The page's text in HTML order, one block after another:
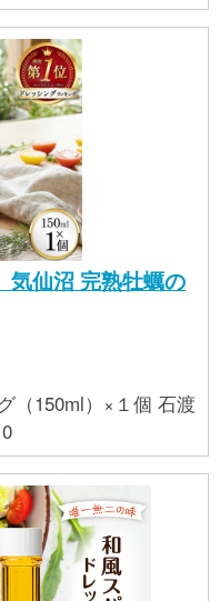
気仙沼 完熟牡蠣の
）×１個 石渡